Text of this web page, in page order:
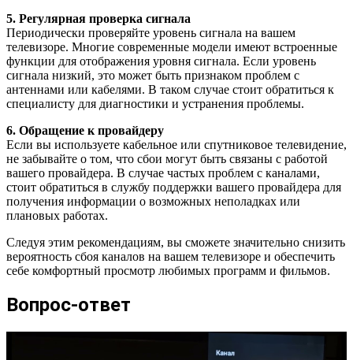
5. Регулярная проверка сигнала
Периодически проверяйте уровень сигнала на вашем
телевизоре. Многие современные модели имеют встроенные
функции для отображения уровня сигнала. Если уровень
сигнала низкий, это может быть признаком проблем с
антеннами или кабелями. В таком случае стоит обратиться к
специалисту для диагностики и устранения проблемы.
6. Обращение к провайдеру
Если вы используете кабельное или спутниковое телевидение,
не забывайте о том, что сбои могут быть связаны с работой
вашего провайдера. В случае частых проблем с каналами,
стоит обратиться в службу поддержки вашего провайдера для
получения информации о возможных неполадках или
плановых работах.
Следуя этим рекомендациям, вы сможете значительно снизить
вероятность сбоя каналов на вашем телевизоре и обеспечить
себе комфортный просмотр любимых программ и фильмов.
Вопрос-ответ